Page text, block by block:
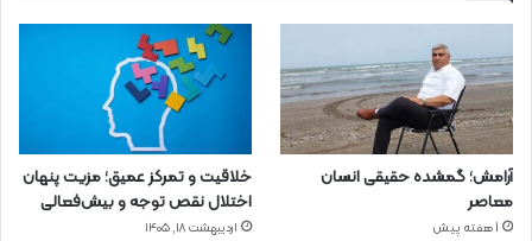
آرامش؛ گمشده حقیقی انسان
معاصر
1 هفته پیش
خلاقیت و تمرکز عمیق؛ مزیت پنهان
اختلال نقص توجه و بیش‌فعالی
اردیبهشت ۱۸, ۱۴۰۵